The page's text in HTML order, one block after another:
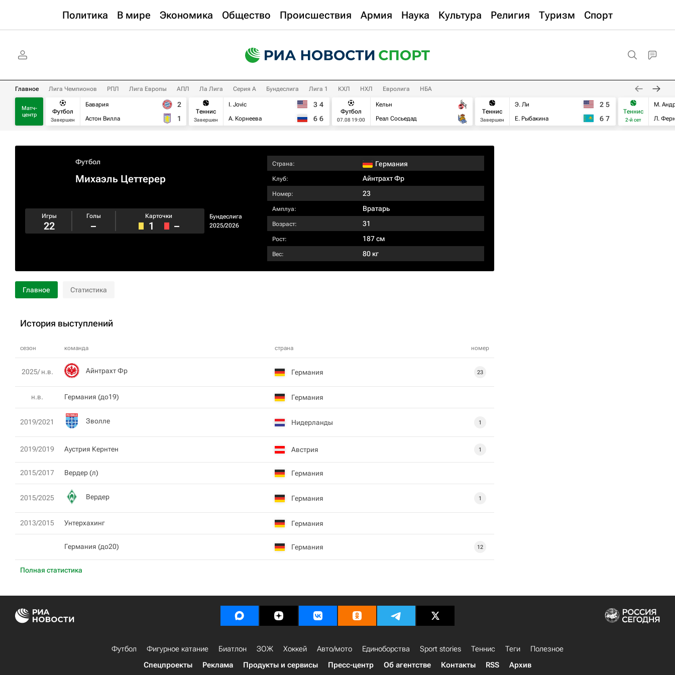
Политика В мире Экономика Общество Происшествия Армия Наука Культура Религия Туризм Спорт
Главное Лига Чемпионов РПЛ Лига Европы АПЛ Ла Лига Серия А Бундеслига Лига 1 КХЛ НХЛ Евролига НБА
Матч-
центр
Футбол
Завершен
Бавария
Астон Вилла
2
1
Теннис
Завершен
I. Jovic
А. Корнеева
3 4
6 6
Футбол
07.08 19:00
Кельн
Реал Сосьедад
Теннис
Завершен
Э. Ли
Е. Рыбакина
2 5
6 7
Теннис
2-й сет
М.
Л.
Футбол
Михаэль Цеттерер
Бундеслига
2025/2026
Игры
22
Голы
–
Карточки
1 –
Страна: Германия
Клуб: Айнтрахт Фр
Номер: 23
Амплуа: Вратарь
Возраст: 31
Рост: 187 см
Вес: 80 кг
Главное Статистика
История выступлений
сезон команда страна номер
Полная статистика
2025/ н.в. Айнтрахт Фр Германия 23
н.в. Германия (до19) Германия
2019/2021 Зволле Нидерланды 1
2019/2019 Аустрия Кернтен Австрия 1
2015/2017 Вердер (л) Германия
2015/2025 Вердер Германия 1
2013/2015 Унтерхахинг Германия
Германия (до20) Германия 12
Футбол Фигурное катание Биатлон ЗОЖ Хоккей Авто/мото Единоборства Sport stories Теннис Теги
Полезное
Спецпроекты
Реклама Продукты и сервисы Пресс-центр Об агентстве Контакты RSS Архив